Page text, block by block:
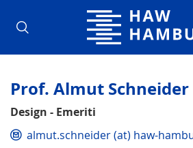
Hochschule für
Prof. Almut Schneider
Design - Emeriti
almut.schneider (at) haw-